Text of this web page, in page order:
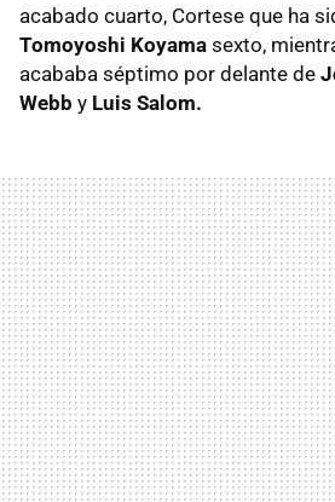
acabado cuarto, Cortese que ha
Tomoyoshi Koyama sexto,
acababa séptimo por delante de
Webb y Luis Salom.